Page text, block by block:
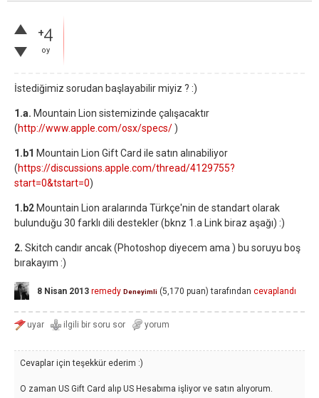
+4
oy
İstediğimiz sorudan başlayabilir miyiz ? :)
1.a. Mountain Lion sistemizinde çalışacaktır
(http://www.apple.com/osx/specs/)
1.b1 Mountain Lion Gift Card ile satın alınabiliyor
(https://discussions.apple.com/thread/4129755?
start=0&tstart=0)
1.b2 Mountain Lion aralarında Türkçe'nin de standart olarak
bulunduğu 30 farklı dili destekler (bknz 1.a Link biraz aşağı) :)
2. Skitch candır ancak (Photoshop diyecem ama ) bu soruyu boş
bırakayım :)
8 Nisan 2013 remedy Deneyimli (5,170 puan) tarafından cevaplandı
Cevaplar için teşekkür ederim :)
O zaman US Gift Card alıp US Hesabıma işliyor ve satın alıyorum.